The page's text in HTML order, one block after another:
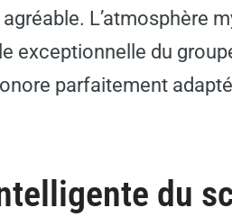
L’atmosphère
exceptionnelle du
parfaitement
du